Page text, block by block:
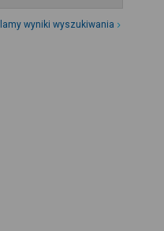
wyniki wyszukiwania